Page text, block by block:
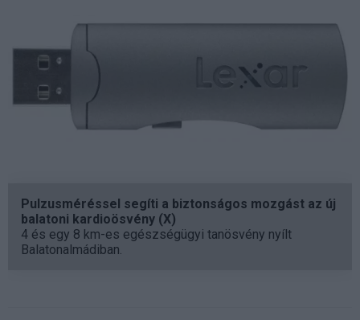
Pulzusméréssel segíti a biztonságos mozgást az új
balatoni kardioösvény (X)
4 és egy 8 km-es egészségügyi tanösvény nyílt
Balatonalmádiban.